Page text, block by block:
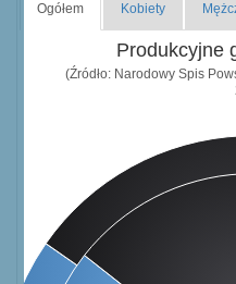
Ogółem Kobiety
Produkcyjne
(Źródło: Narodowy Spis